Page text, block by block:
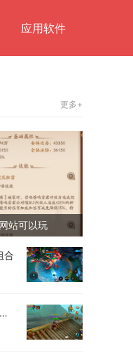
应用软件
更多+
站可以玩
合
卧虎藏龙贰东门护法藏身在什么地方